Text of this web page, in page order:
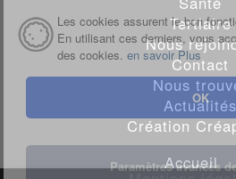
Les cookies assurent le bon
En utilisant ces derniers, vous
des cookies. en savoir Plus
OK
Paramètres avancés
Tertiaire
Nous
Contact
Nous
Actualités
Création
Accueil